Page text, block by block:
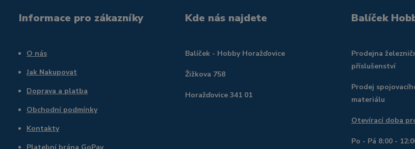
Informace pro zákazníky
O nás
Jak Nakupovat
Doprava a platba
Obchodní podmínky
Kontakty
Platební brána GoPay
Kde nás najdete
Balíček - Hobby Horažďovice
Žižkova 758
Horažďovice 341 01
Balíček
Prodejna
příslušenství
Prodej
materiálu
Otevírací doba
Po - Pá 8:00 -